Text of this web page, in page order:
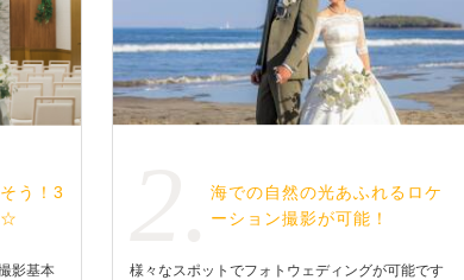
う！3
☆
影基本
海での自然の光あふれるロケ
ーション撮影が可能！
様々なスポットでフォトウェディングが可能です